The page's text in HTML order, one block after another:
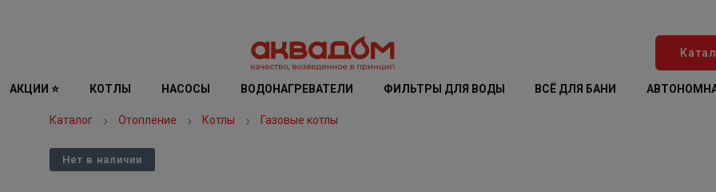
АКЦИИ ⭐ КОТЛЫ НАСОСЫ ВОДОНАГРЕВАТЕЛИ ФИЛЬТРЫ ДЛЯ ВОДЫ ВСЁ ДЛЯ БАНИ
Каталог Отопление Котлы Газовые котлы
Нет в наличии